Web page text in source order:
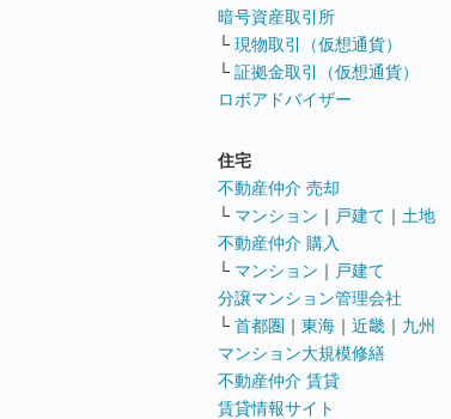
暗号資産取引所
└ 現物取引（仮想通貨）
└ 証拠金取引（仮想通貨）
ロボアドバイザー
住宅
不動産仲介 売却
└ マンション ｜ 戸建て ｜ 土地
不動産仲介 購入
└ マンション ｜ 戸建て
分譲マンション管理会社
└ 首都圏 ｜ 東海 ｜ 近畿 ｜ 九州
マンション大規模修繕
不動産仲介 賃貸
賃貸情報サイト